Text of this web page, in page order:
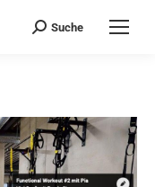
Search:
Suche